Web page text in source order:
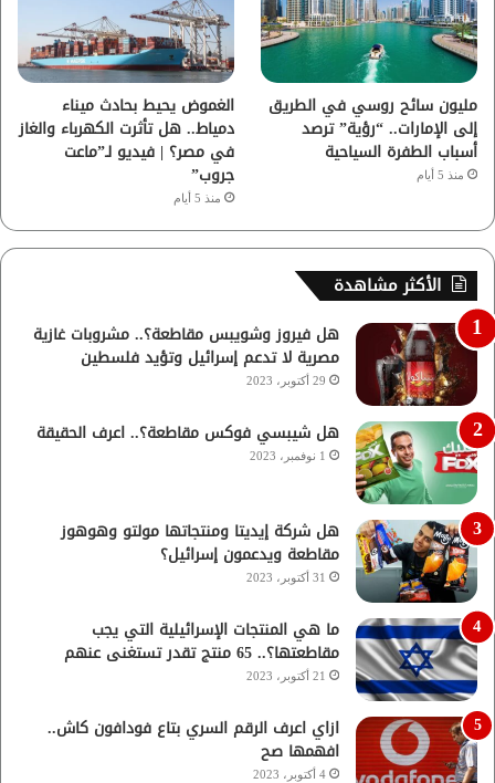
مليون سائح روسي في الطريق
إلى الإمارات.. “رؤية” ترصد
أسباب الطفرة السياحية
منذ 5 أيام
الغموض يحيط بحادث ميناء
دمياط.. هل تأثرت الكهرباء والغاز
في مصر؟ | فيديو لـ”ماعت
جروب”
منذ 5 أيام
الأكثر مشاهدة
هل فيروز وشويبس مقاطعة؟.. مشروبات غازية
مصرية لا تدعم إسرائيل وتؤيد فلسطين
29 أكتوبر، 2023
هل شيبسي فوكس مقاطعة؟.. اعرف الحقيقة
1 نوفمبر، 2023
هل شركة إيديتا ومنتجاتها مولتو وهوهوز
مقاطعة ويدعمون إسرائيل؟
31 أكتوبر، 2023
ما هي المنتجات الإسرائيلية التي يجب
مقاطعتها؟.. 65 منتج تقدر تستغنى عنهم
21 أكتوبر، 2023
ازاي اعرف الرقم السري بتاع فودافون كاش..
افهمها صح
4 أكتوبر، 2023